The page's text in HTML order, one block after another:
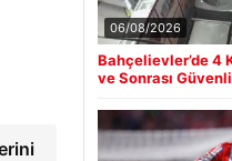
06/08/2026
Bahçelievler’de 4
ve Sonrası